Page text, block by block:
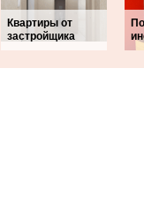
Квартиры от
застройщика